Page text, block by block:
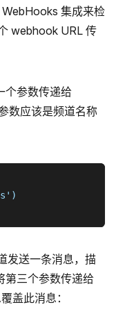
集成来检
webhook URL 传
个参数传递给
数应该是频道名称
发送一条消息，描
第三个参数传递给
盖此消息：